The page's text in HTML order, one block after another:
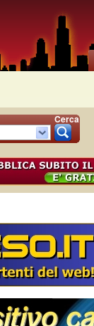
Cerca